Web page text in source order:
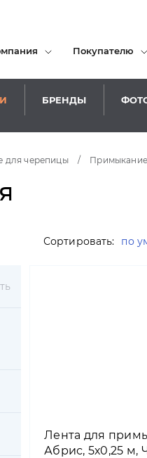
Покупателю
БРЕНДЫ
для черепицы / Примыкание
Сортировать: по
Лента для
Абрис, 5х0,25 м,